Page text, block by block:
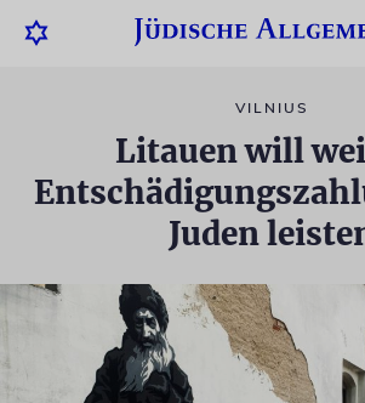
VILNIUS
Litauen will
Juden